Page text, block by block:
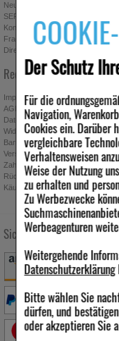
Der Schutz
Für die
Navigation,
Cookies ein. Darüber
vergleichbare
Verhaltensweisen
Weise der Nutzung
zu erhalten und
Zu Werbezwecke
Werbeagenturen
Weitergehende
Datenschutzerklärung
Bitte wählen Sie
dürfen, und
oder akzeptieren Sie
Neuregistrierung
SEPA-Empfängerüberprüfung
Kontakt
Fragen & Antworten
Direktbestellung
Rechtliches
Impressum
AGB
Datenschutz
Widerrufsbelehrung
Barrierefreiheitserklärung
Versand
Zahlung
Rücknahmebedingungen
Käuferschutz
Sichere Zahlung